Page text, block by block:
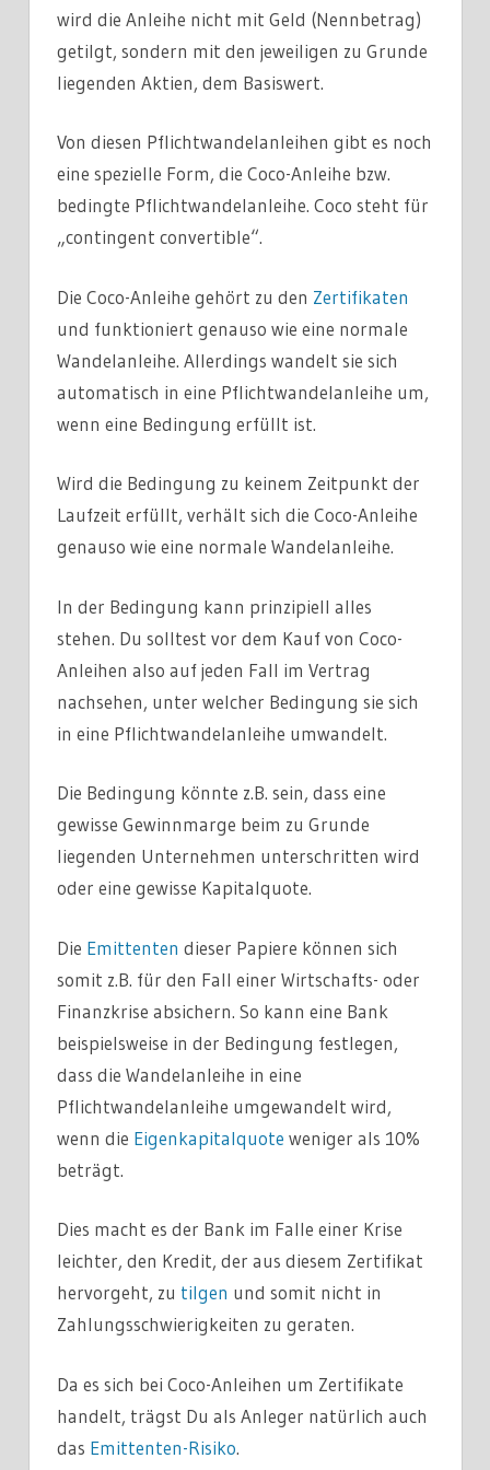
wird die Anleihe nicht mit Geld (Nennbetrag)
getilgt, sondern mit den jeweiligen zu Grunde
liegenden Aktien, dem Basiswert.
Von diesen Pflichtwandelanleihen gibt es noch
eine spezielle Form, die Coco-Anleihe bzw.
bedingte Pflichtwandelanleihe. Coco steht für
„contingent convertible“.
Die Coco-Anleihe gehört zu den Zertifikaten
und funktioniert genauso wie eine normale
Wandelanleihe. Allerdings wandelt sie sich
automatisch in eine Pflichtwandelanleihe um,
wenn eine Bedingung erfüllt ist.
Wird die Bedingung zu keinem Zeitpunkt der
Laufzeit erfüllt, verhält sich die Coco-Anleihe
genauso wie eine normale Wandelanleihe.
In der Bedingung kann prinzipiell alles
stehen. Du solltest vor dem Kauf von Coco-
Anleihen also auf jeden Fall im Vertrag
nachsehen, unter welcher Bedingung sie sich
in eine Pflichtwandelanleihe umwandelt.
Die Bedingung könnte z.B. sein, dass eine
gewisse Gewinnmarge beim zu Grunde
liegenden Unternehmen unterschritten wird
oder eine gewisse Kapitalquote.
Die Emittenten dieser Papiere können sich
somit z.B. für den Fall einer Wirtschafts- oder
Finanzkrise absichern. So kann eine Bank
beispielsweise in der Bedingung festlegen,
dass die Wandelanleihe in eine
Pflichtwandelanleihe umgewandelt wird,
wenn die Eigenkapitalquote weniger als 10%
beträgt.
Dies macht es der Bank im Falle einer Krise
leichter, den Kredit, der aus diesem Zertifikat
hervorgeht, zu tilgen und somit nicht in
Zahlungsschwierigkeiten zu geraten.
Da es sich bei Coco-Anleihen um Zertifikate
handelt, trägst Du als Anleger natürlich auch
das Emittenten-Risiko.